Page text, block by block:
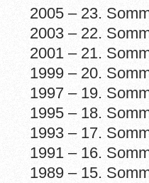
2005 – 23.
2003 – 22.
2001 – 21.
1999 – 20.
1997 – 19.
1995 – 18.
1993 – 17.
1991 – 16.
1989 – 15.